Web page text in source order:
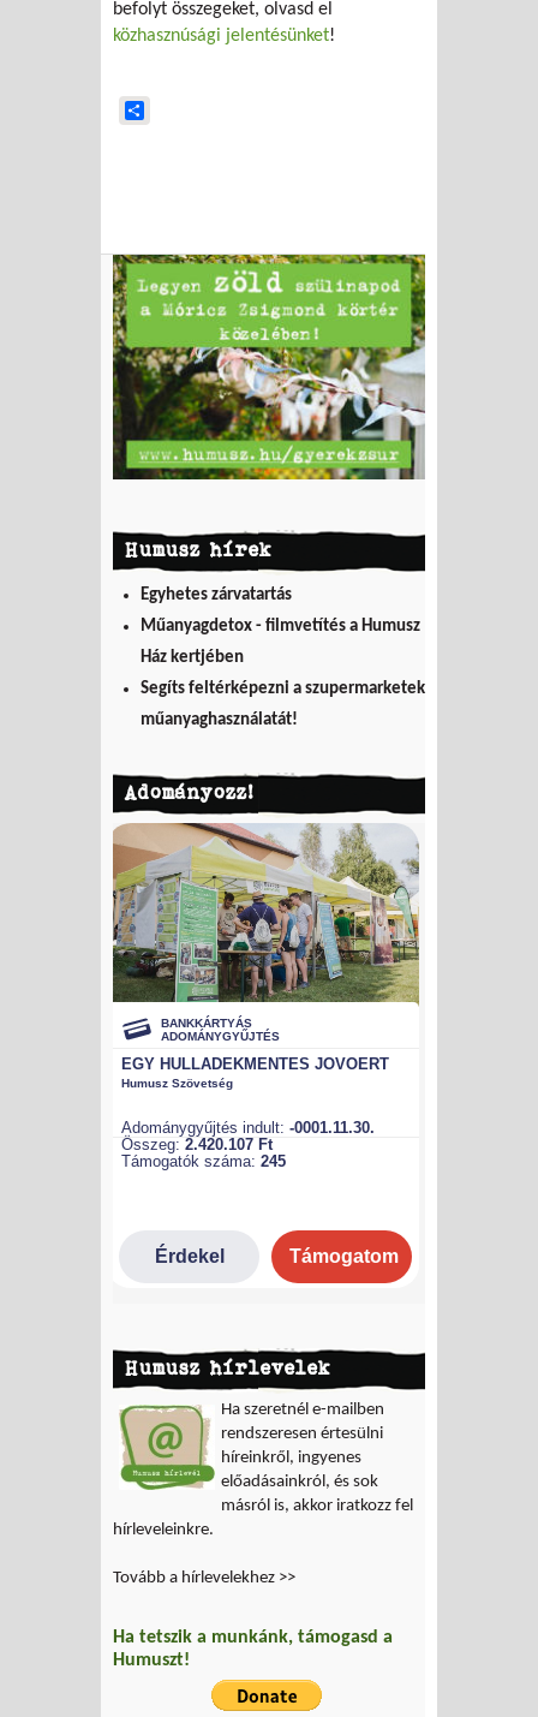
befolyt összegeket, olvasd el
közhasznúsági jelentésünket!
Humusz hírek
Egyhetes zárvatartás
Műanyagdetox - filmvetítés a Humusz
Ház kertjében
Segíts feltérképezni a szupermarketek
műanyaghasználatát!
Adományozz!
Humusz hírlevelek
Ha szeretnél e-mailben
rendszeresen értesülni
híreinkről, ingyenes
előadásainkról, és sok
másról is, akkor iratkozz fel
hírleveleinkre.
Tovább a hírlevelekhez >>
Ha tetszik a munkánk, támogasd a
Humuszt!